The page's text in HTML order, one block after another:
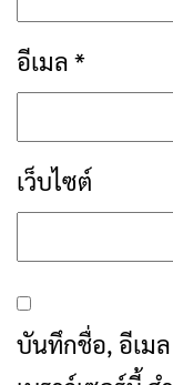
อีเมล *
เว็บไซต์
บันทึกชื่อ, อีเม